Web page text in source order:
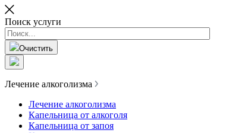
Поиск услуги
Очистить
Лечение алкоголизма
Лечение алкоголизма
Капельница от алкоголя
Капельница от запоя